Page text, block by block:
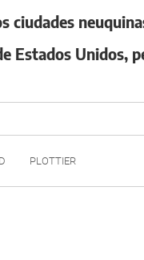
ciudades
Estados Unidos,
PLOTTIER